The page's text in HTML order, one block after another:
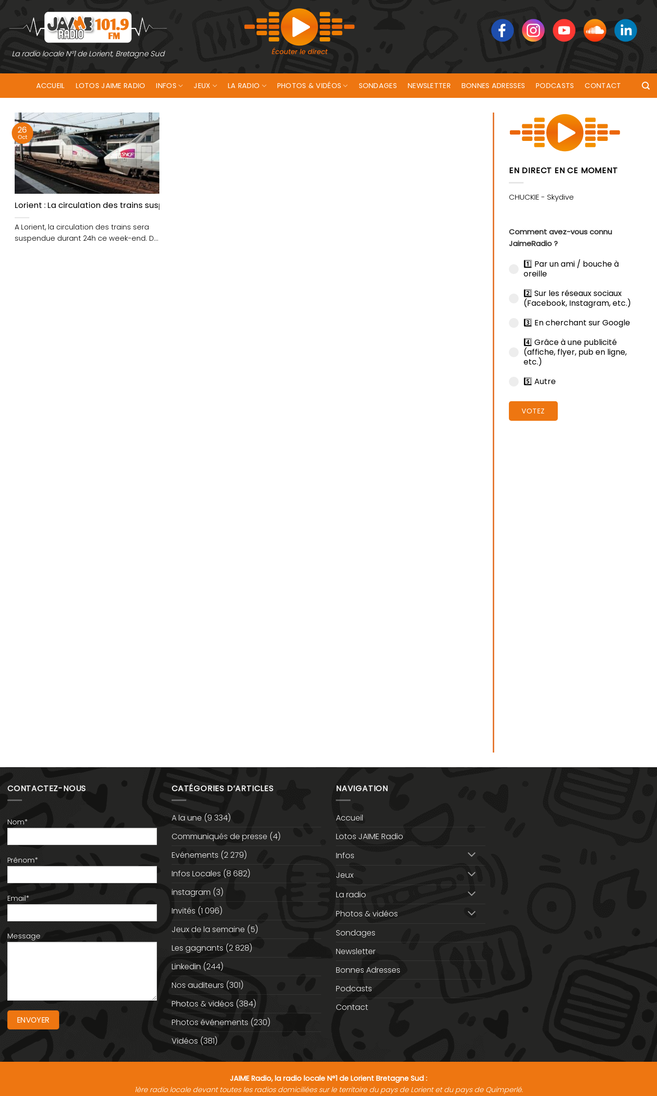
contenu
La radio locale N°1 de Lorient, Bretagne Sud
ACCUEIL LOTOS JAIME RADIO INFOS JEUX LA RADIO PHOTOS & VIDÉOS SONDAGES NEWSLETTER BONNES ADRESSES PODCASTS CONTACT
Lorient : La circulation des trains suspendue durant 24h ce week-end
A Lorient, la circulation des trains sera
suspendue durant 24h ce week-end. Du
26
Oct
EN DIRECT EN CE MOMENT
Comment avez-vous connu
JaimeRadio ?
1️⃣ Par un ami / bouche à
oreille
2️⃣ Sur les réseaux sociaux
(Facebook, Instagram, etc.)
3️⃣ En cherchant sur Google
4️⃣ Grâce à une publicité
(affiche, flyer, pub en ligne,
etc.)
5️⃣ Autre
VOTEZ
CONTACTEZ-NOUS
Nom*
Prénom*
Email*
Message
CATÉGORIES D’ARTICLES
A la une (9 334)
Communiqués de presse (4)
Evénements (2 279)
Infos Locales (8 682)
instagram (3)
Invités (1 096)
Jeux de la semaine (5)
Les gagnants (2 828)
Linkedin (244)
Nos auditeurs (301)
Photos & vidéos (384)
Photos événements (230)
Vidéos (381)
NAVIGATION
Accueil
Lotos JAIME Radio
Infos
Jeux
La radio
Photos & vidéos
Sondages
Newsletter
Bonnes Adresses
Podcasts
Contact
JAIME Radio, la radio locale N°1 de Lorient Bretagne Sud :
1ère radio locale devant toutes les radios domiciliées sur le territoire du pays de Lorient et du pays de Quimperlé.